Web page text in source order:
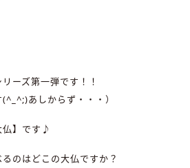
ーズ第一弾です！！
あしからず・・・）
仏】です♪
のはどこの大仏ですか？